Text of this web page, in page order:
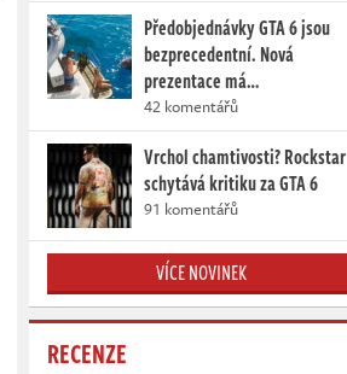
Předobjednávky GTA 6 jsou
bezprecedentní. Nová
prezentace má…
42 komentářů
Vrchol chamtivosti? Rockstar
schytává kritiku za GTA 6
91 komentářů
VÍCE NOVINEK
RECENZE